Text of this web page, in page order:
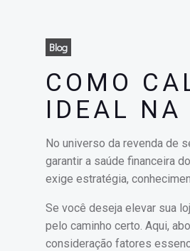
Blog
COMO
IDEAL NA
No universo da revenda de
garantir a saúde financeira
exige estratégia,
Se você deseja elevar sua
pelo caminho certo. Aqui,
consideração fatores